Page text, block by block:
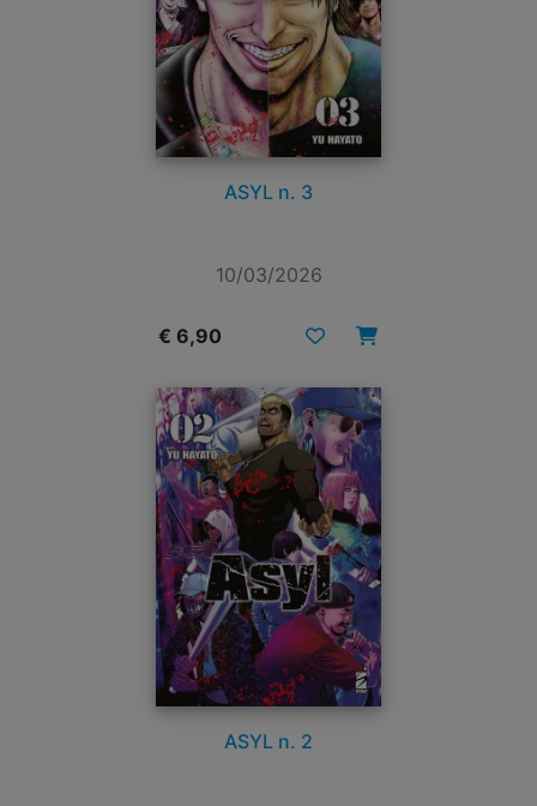
ASYL n. 3
10/03/2026
€ 6,90
ASYL n. 2